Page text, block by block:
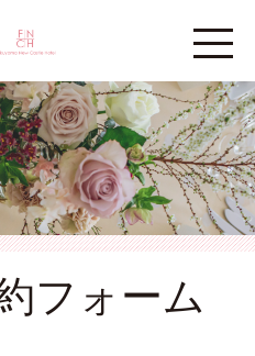
フォーム